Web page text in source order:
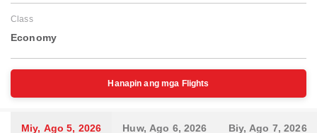
Class
Economy
Hanapin ang mga Flights
Miy, Ago 5, 2026 Huw, Ago 6, 2026 Biy, Ago 7, 2026